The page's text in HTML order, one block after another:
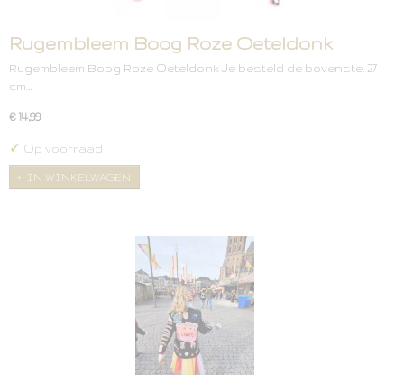
Rugembleem Boog Roze Oeteldonk
Rugembleem Boog Roze Oeteldonk Je besteld de bovenste. 27
cm…
€ 14,99
✓ Op voorraad
IN WINKELWAGEN